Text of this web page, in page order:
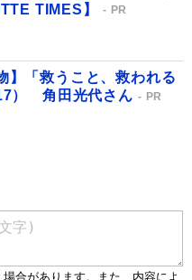
TIMES】
PR
】「救うこと、救われる
） 角田光代さん
PR